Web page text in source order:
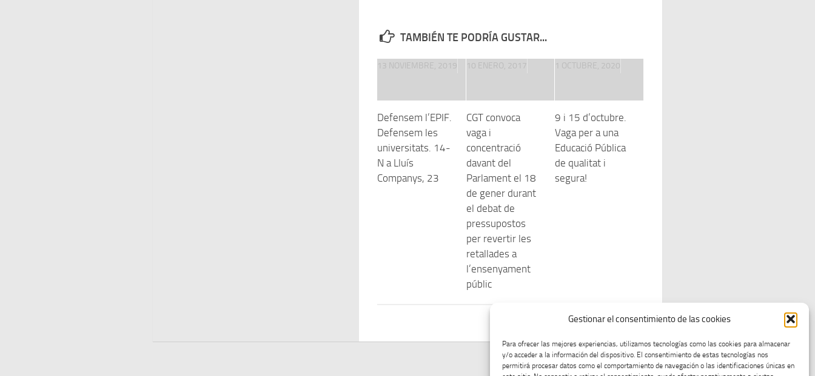
Gestionar el consentimiento de las cookies
Para ofrecer las mejores experiencias, utilizamos tecnologías como las cookies para almacenar
y/o acceder a la información del dispositivo. El consentimiento de estas tecnologías nos
permitirá procesar datos como el comportamiento de navegación o las identificaciones únicas en
TAMBIÉN TE PODRÍA GUSTAR...
Defensem l’EPIF.
Defensem les
universitats. 14-
N a Lluís
Companys, 23
13 NOVIEMBRE, 2019
CGT convoca
vaga i
concentració
davant del
Parlament el 18
de gener durant
el debat de
pressupostos
per revertir les
retallades a
l’ensenyament
públic
10 ENERO, 2017
9 i 15 d’octubre.
Vaga per a una
Educació Pública
de qualitat i
segura!
1 OCTUBRE, 2020